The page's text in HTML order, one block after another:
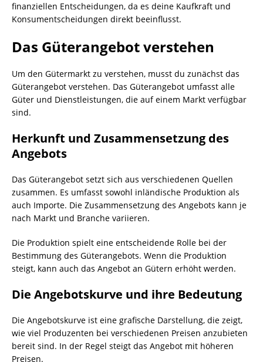
finanziellen Entscheidungen, da es deine Kaufkraft und
Konsumentscheidungen direkt beeinflusst.
Das Güterangebot verstehen
Um den Gütermarkt zu verstehen, musst du zunächst das
Güterangebot verstehen. Das Güterangebot umfasst alle
Güter und Dienstleistungen, die auf einem Markt verfügbar
sind.
Herkunft und Zusammensetzung des
Angebots
Das Güterangebot setzt sich aus verschiedenen Quellen
zusammen. Es umfasst sowohl inländische Produktion als
auch Importe. Die Zusammensetzung des Angebots kann je
nach Markt und Branche variieren.
Die Produktion spielt eine entscheidende Rolle bei der
Bestimmung des Güterangebots. Wenn die Produktion
steigt, kann auch das Angebot an Gütern erhöht werden.
Die Angebotskurve und ihre Bedeutung
Die Angebotskurve ist eine grafische Darstellung, die zeigt,
wie viel Produzenten bei verschiedenen Preisen anzubieten
bereit sind. In der Regel steigt das Angebot mit höheren
Preisen.